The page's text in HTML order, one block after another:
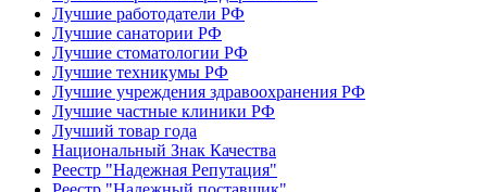
Лучшие работодатели РФ
Лучшие санатории РФ
Лучшие стоматологии РФ
Лучшие техникумы РФ
Лучшие учреждения здравоохранения РФ
Лучшие частные клиники РФ
Лучший товар года
Национальный Знак Качества
Реестр "Надежная Репутация"